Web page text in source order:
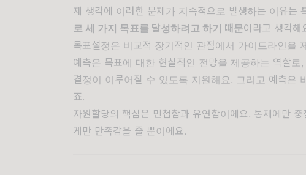
제 생각에 이러한 문제가 지속적으로 발생하는 이유는
로 세 가지 목표를 달성하려고 하기 때문이라고 생각해
목표설정은 비교적 장기적인 관점에서 가이드라인을
예측은 목표에 대한 현실적인 전망을 제공하는 역할
결정이 이루어질 수 있도록 지원해요. 그리고 예측은
죠.
자원할당의 핵심은 민첩함과 유연함이에요. 통제에만
게만 만족감을 줄 뿐이에요.